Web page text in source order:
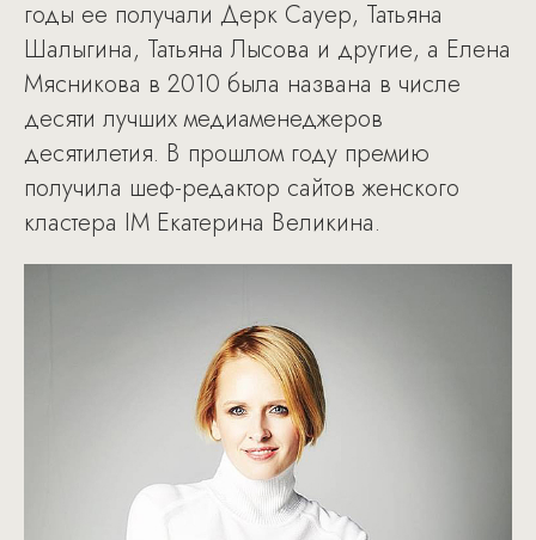
годы ее получали Дерк Сауер, Татьяна
Шалыгина, Татьяна Лысова и другие, а Елена
Мясникова в 2010 была названа в числе
десяти лучших медиаменеджеров
десятилетия. В прошлом году премию
получила шеф-редактор сайтов женского
кластера IM Екатерина Великина.